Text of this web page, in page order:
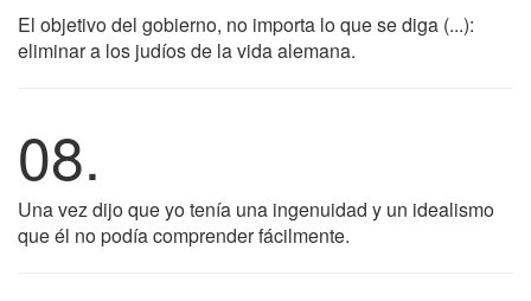
El objetivo del gobierno, no importa lo que se diga (...):
eliminar a los judíos de la vida alemana.
08.
Una vez dijo que yo tenía una ingenuidad y un idealismo
que él no podía comprender fácilmente.